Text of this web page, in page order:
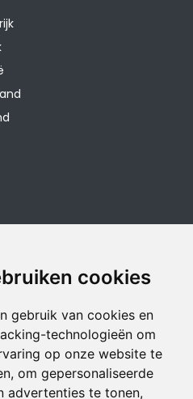
cookies
gebruik van cookies en
technologieën om
op onze website te
om gepersonaliseerde
advertenties te tonen,